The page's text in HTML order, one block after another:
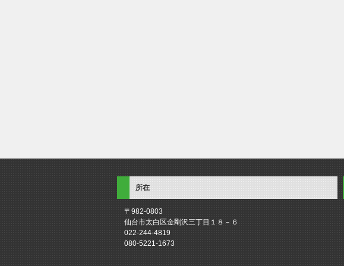
所在
〒982-0803
仙台市太白区金剛沢三丁目１８－６
022-244-4819
080-5221-1673